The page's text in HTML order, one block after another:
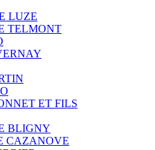
LUZE
TELMONT
ET FILS
BLIGNY
CAZANOVE